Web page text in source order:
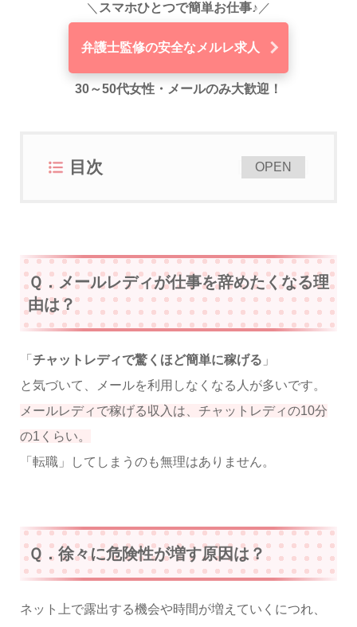
＼ スマホひとつで簡単お仕事♪ ／
弁護士監修の安全なメルレ求人
30～50代女性・メールのみ大歓迎！
目次 OPEN
Ｑ．メールレディが仕事を辞めたくなる理
由は？
「 チャットレディで驚くほど簡単に稼げる 」
と気づいて、メールを利用しなくなる人が多いです。
メールレディで稼げる収入は、チャットレディの10分
の1くらい。
「転職」してしまうのも無理はありません。
Ｑ．徐々に危険性が増す原因は？
ネット上で露出する機会や時間が増えていくにつれ、